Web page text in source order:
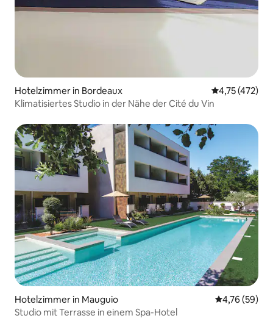
Hotelzimmer in Bordeaux
4,75 (472)
Klimatisiertes Studio in der Nähe der Cité du Vin
Hotelzimmer in Mauguio
4,76 (59)
Studio mit Terrasse in einem Spa-Hotel